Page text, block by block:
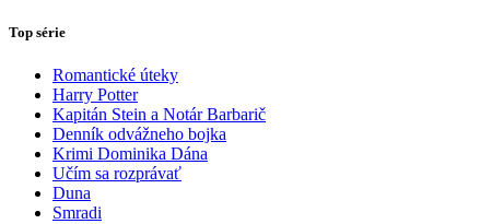
Top série
Romantické úteky
Harry Potter
Kapitán Stein a Notár Barbarič
Denník odvážneho bojka
Krimi Dominika Dána
Učím sa rozprávať
Duna
Smradi